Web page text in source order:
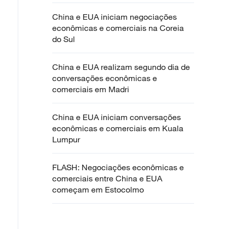
China e EUA iniciam negociações
econômicas e comerciais na Coreia
do Sul
China e EUA realizam segundo dia de
conversações econômicas e
comerciais em Madri
China e EUA iniciam conversações
econômicas e comerciais em Kuala
Lumpur
FLASH: Negociações econômicas e
comerciais entre China e EUA
começam em Estocolmo